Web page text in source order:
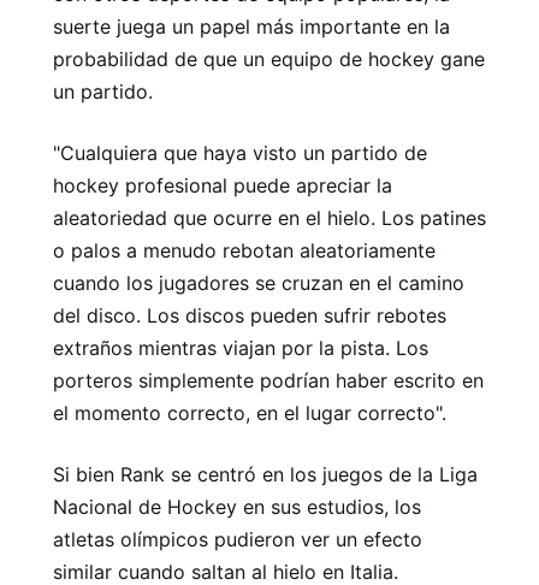
suerte juega un papel más importante en la
probabilidad de que un equipo de hockey gane
un partido.
"Cualquiera que haya visto un partido de
hockey profesional puede apreciar la
aleatoriedad que ocurre en el hielo. Los patines
o palos a menudo rebotan aleatoriamente
cuando los jugadores se cruzan en el camino
del disco. Los discos pueden sufrir rebotes
extraños mientras viajan por la pista. Los
porteros simplemente podrían haber escrito en
el momento correcto, en el lugar correcto".
Si bien Rank se centró en los juegos de la Liga
Nacional de Hockey en sus estudios, los
atletas olímpicos pudieron ver un efecto
similar cuando saltan al hielo en Italia.